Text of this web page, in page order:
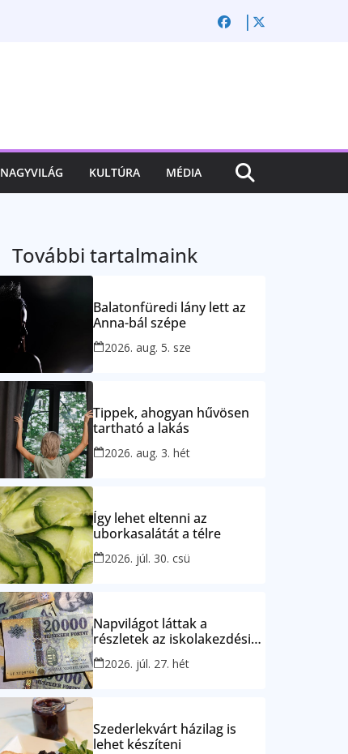
NAGYVILÁG KULTÚRA MÉDIA
További tartalmaink
Balatonfüredi lány lett az
Anna-bál szépe
2026. aug. 5. sze
Tippek, ahogyan hűvösen
tartható a lakás
2026. aug. 3. hét
Így lehet eltenni az
uborkasalátát a télre
2026. júl. 30. csü
Napvilágot láttak a
részletek az iskolakezdési
támogatásról
2026. júl. 27. hét
Szederlekvárt házilag is
lehet készíteni